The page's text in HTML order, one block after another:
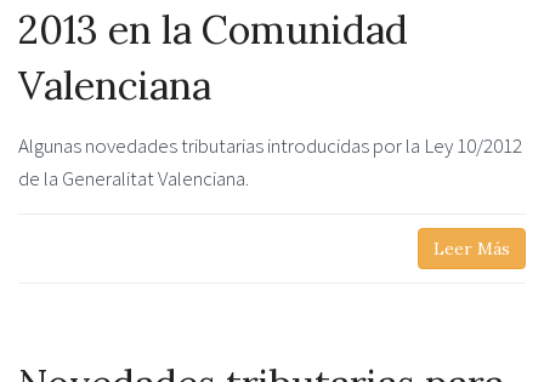
2013 en la Comunidad
Valenciana
Algunas novedades tributarias introducidas por la Ley 10/2012
de la Generalitat Valenciana.
Leer Más